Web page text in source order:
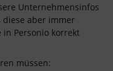
Unternehmensinfos
diese aber immer
in Personio korrekt
müssen: